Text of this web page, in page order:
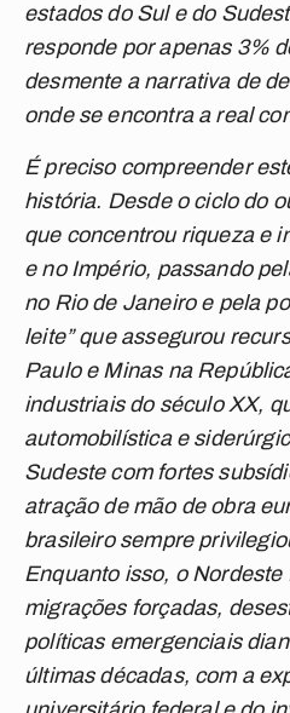
estados do Sul e do
responde por apenas 3%
desmente a narrativa de
onde se encontra a real
É preciso compreender
história. Desde o ciclo do
que concentrou riqueza e
e no Império, passando
no Rio de Janeiro e pela
leite” que assegurou
Paulo e Minas na
industriais do século XX,
automobilística e
Sudeste com fortes
atração de mão de obra
brasileiro sempre
Enquanto isso, o Nordeste
migrações forçadas,
políticas emergenciais
últimas décadas, com a